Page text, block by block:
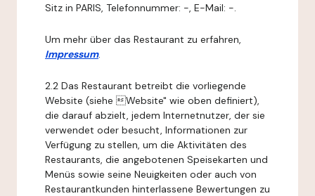
Sitz in PARIS, Telefonnummer: -, E-Mail: -.
Um mehr über das Restaurant zu erfahren,
Impressum.
2.2 Das Restaurant betreibt die vorliegende
Website (siehe Website" wie oben definiert),
die darauf abzielt, jedem Internetnutzer, der sie
verwendet oder besucht, Informationen zur
Verfügung zu stellen, um die Aktivitäten des
Restaurants, die angebotenen Speisekarten und
Menüs sowie seine Neuigkeiten oder auch von
Restaurantkunden hinterlassene Bewertungen zu